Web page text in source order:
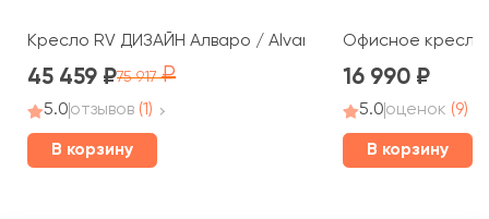
Кресло RV ДИЗАЙН Алваро / Alvaro (A1815)
45 459 75 917
5.0отзывов (1)
В корзину
Офисное кресло
16 990
5.0оценок (9)
В корзину